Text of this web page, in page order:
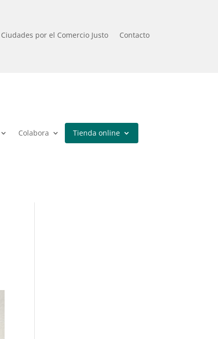
Ciudades por el Comercio Justo Contacto
Colabora Tienda online